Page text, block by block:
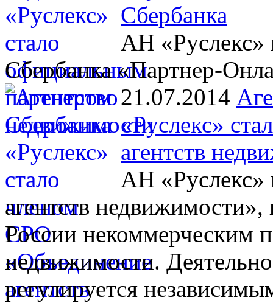
Сбербанка
АН «Руслекс»
Сбербанка «Партнер-
21.07.2014
«Руслекс»
агентств
АН «Руслекс»
агентств недвижимости»,
России некоммерческим
недвижимости.
регулируется